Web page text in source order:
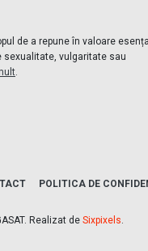
de a repune în valoare
sexualitate, vulgaritate sau
POLITICA DE
Realizat de Sixpixels